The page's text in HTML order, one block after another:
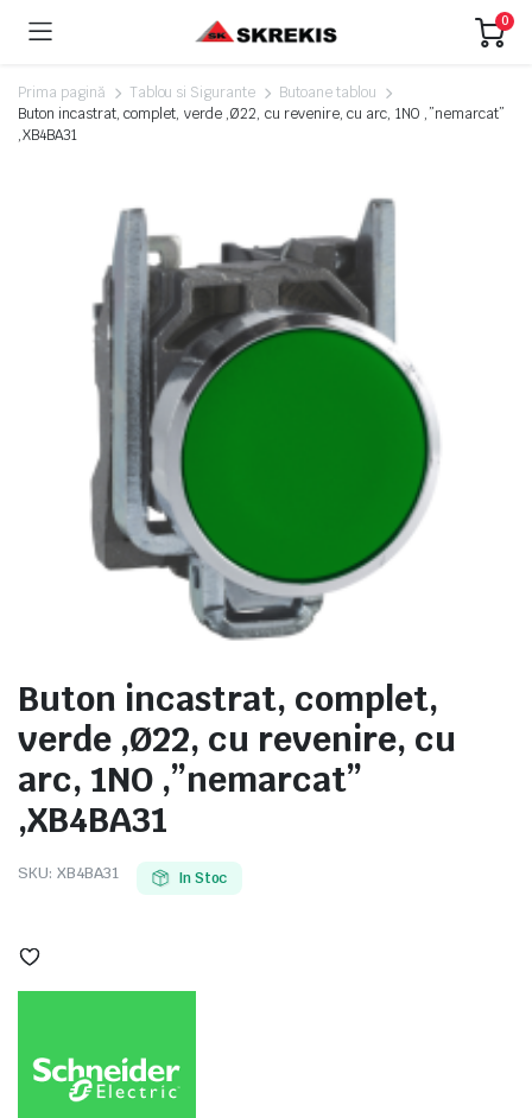
0
Prima pagină Tablou si Sigurante
Butoane tablou
Buton incastrat, complet, verde ,Ø22, cu revenire, cu arc, 1NO ,”nemarcat”
,XB4BA31
Buton incastrat, complet,
verde ,Ø22, cu revenire, cu
arc, 1NO ,”nemarcat”
,XB4BA31
SKU: XB4BA31 In Stoc